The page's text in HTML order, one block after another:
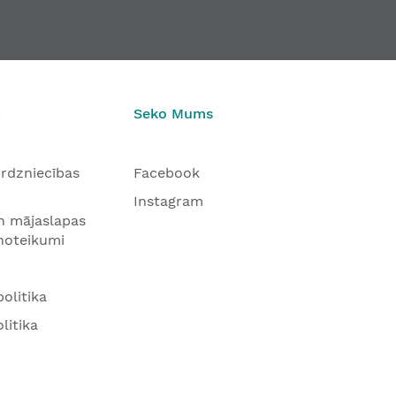
mājaslapas
Seko Mums
Facebook
Instagram